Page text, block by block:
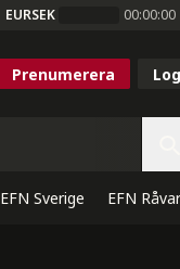
EURSEK 00:00:00
Prenumerera
EFN Sverige EFN